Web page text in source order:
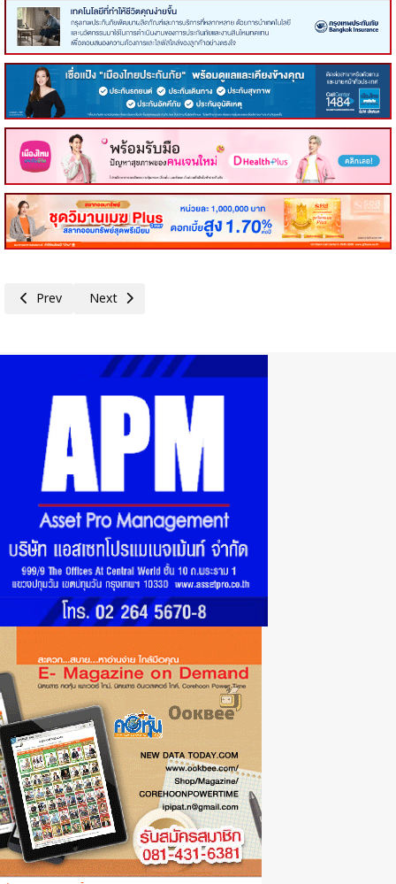
Previous article: ออมสิน ทูลเกล้าฯ ถวายแจกันดอกไม้และลงนามถวายพระ
Prev Next article: EXIM BANK แต่งตั้งผู้อำนวยการฝ่ายวาณิชธน
Next